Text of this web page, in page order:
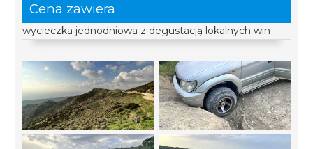
Cena zawiera
wycieczka jednodniowa z degustacją lokalnych win